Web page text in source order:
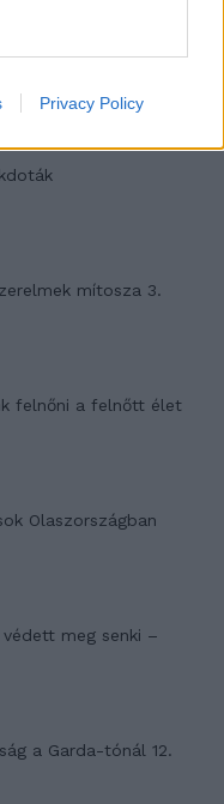
Privacy Policy
ruhái
mítosza 3.
felnőni a felnőtt élet
Olaszországban
meg senki –
a Garda-tónál 12.